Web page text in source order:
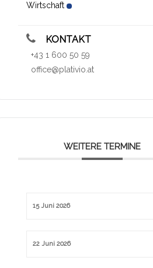
Wirtschaft
KONTAKT
+43 1 600 50 59
office@plativio.at
WEITERE TERMINE
15 Juni 2026
22 Juni 2026